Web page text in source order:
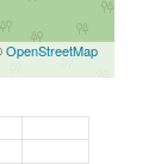
OpenStreetMap